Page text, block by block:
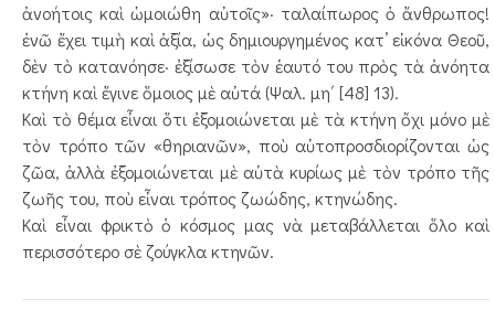
ἀνοήτοις καὶ ὡμοιώθη αὐτοῖς»· ταλαίπωρος ὁ ἄνθρωπος!
ἐνῶ ἔχει τιμὴ καὶ ἀξία, ὡς δημιουργημένος κατ’ εἰκόνα Θεοῦ,
δὲν τὸ κατανόησε· ἐξίσωσε τὸν ἑαυτό του πρὸς τὰ ἀνόητα
κτήνη καὶ ἔγινε ὅμοιος μὲ αὐτά (Ψαλ. μη΄ [48] 13).
Καὶ τὸ θέμα εἶναι ὅτι ἐξομοιώνεται μὲ τὰ κτήνη ὄχι μόνο μὲ
τὸν τρόπο τῶν «θηριανῶν», ποὺ αὐτοπροσδιορίζονται ὡς
ζῶα, ἀλλὰ ἐξομοιώνεται μὲ αὐτὰ κυρίως μὲ τὸν τρόπο τῆς
ζωῆς του, ποὺ εἶναι τρόπος ζωώδης, κτηνώδης.
Καὶ εἶναι φρικτὸ ὁ κόσμος μας νὰ μετα­βάλλεται ὅλο καὶ
περισσότερο σὲ ζούγκλα κτηνῶν.